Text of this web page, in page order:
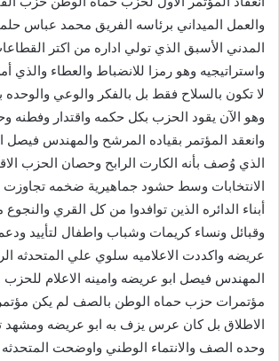
والعمل الميداني برئاسه الفريق محمد عباس
المدني الأسبق الذي تولي اداره من اكتر
واستراتيجيه وهو رمزا للانضباط والعطاء والذي
لا تكون بالسلاح فقط بل بالفكر والوعي والوحده
وهو الآن يقود الحزب بكل حكمه واقتدار وفطنه
وانعقد المؤتمر بقياده المرشح والمهندس فيصل
الذي وُصف بأنه الكارت الرابح وحصان الحزب
الانتخابات وسط حشود جماهيرية ضخمه
أبناء الدائره الذين توافدوا من كل القري
وقبائل ونساء كريمات وشباب واطفال لتأييد ودعم
عريضه واكددت الاعلاميه سلوي علي المتحدثه
المهندس فيصل ابو عريضه وامينه الاعلام للحزب
مؤتمرات حزب حماه الوطن بالصف لم يكن
الاطلاق بل كان عرس يزف به ابو عريضه
وحده الصف والانتماء الوطني واوضحت